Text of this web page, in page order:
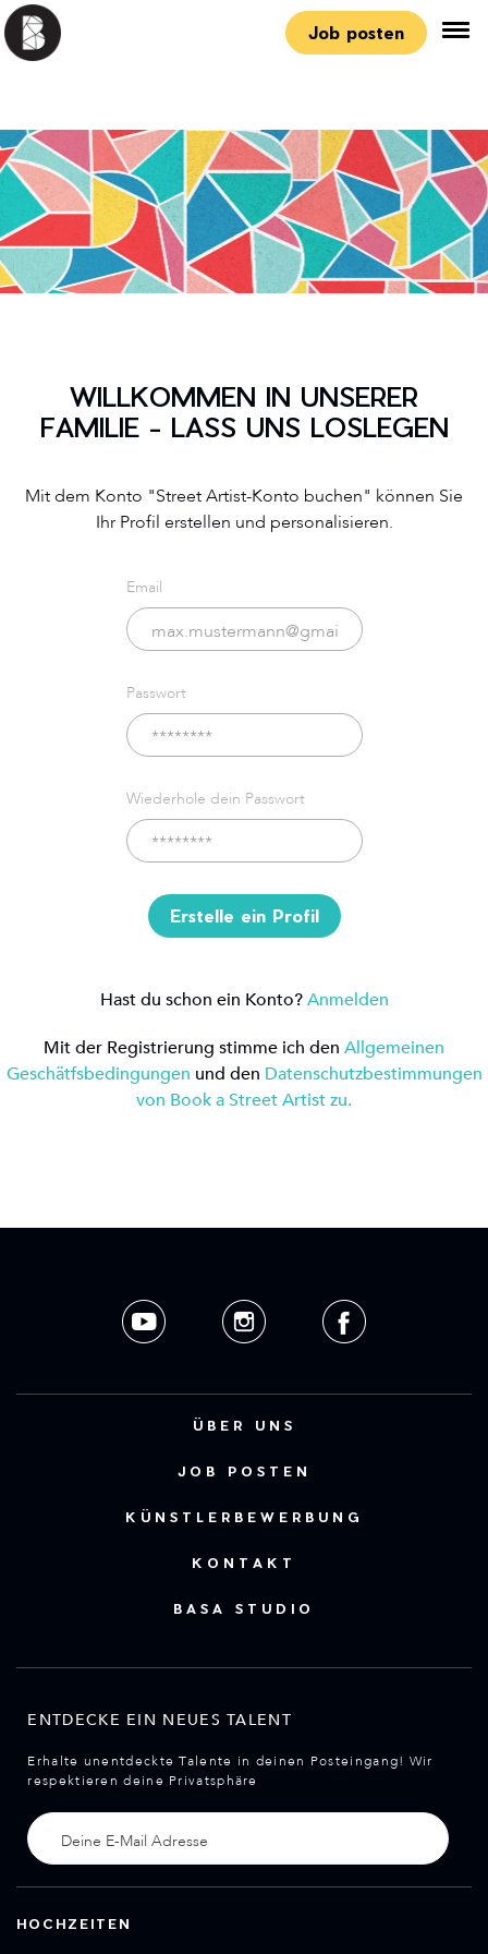
Job posten
WILLKOMMEN IN UNSERER
FAMILIE - LASS UNS LOSLEGEN
Mit dem Konto "Street Artist-Konto buchen" können Sie
Ihr Profil erstellen und personalisieren.
Email
Passwort
Wiederhole dein Passwort
Erstelle ein Profil
Hast du schon ein Konto?Anmelden
Mit der Registrierung stimme ich den Allgemeinen
Geschätfsbedingungen und den Datenschutzbestimmungen
von Book a Street Artist zu.
ÜBER UNS
JOB POSTEN
KÜNSTLERBEWERBUNG
KONTAKT
BASA STUDIO
ENTDECKE EIN NEUES TALENT
Erhalte unentdeckte Talente in deinen Posteingang! Wir
respektieren deine Privatsphäre
HOCHZEITEN